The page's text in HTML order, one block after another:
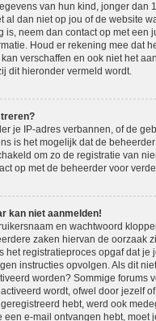
van hun kind, jonger dan
al dan niet op jou of de website
is, neem dan contact op met een
Houd er rekening mee dat
verschaffen en ook niet het
dit hieronder vermeld wordt.
je IP-adres verbannen, of de
is het mogelijk dat de
om zo de registratie van
op met de beheerder voor
kan niet aanmelden!
en wachtwoord
zaken hiervan de oorzaak
het registratieproces opgaf dat je
instructies opvolgen. Als dit
worden? Sommige forums
wordt, ofwel door jezelf
hebt, werd ook
een e-mail ontvangen hebt, moet